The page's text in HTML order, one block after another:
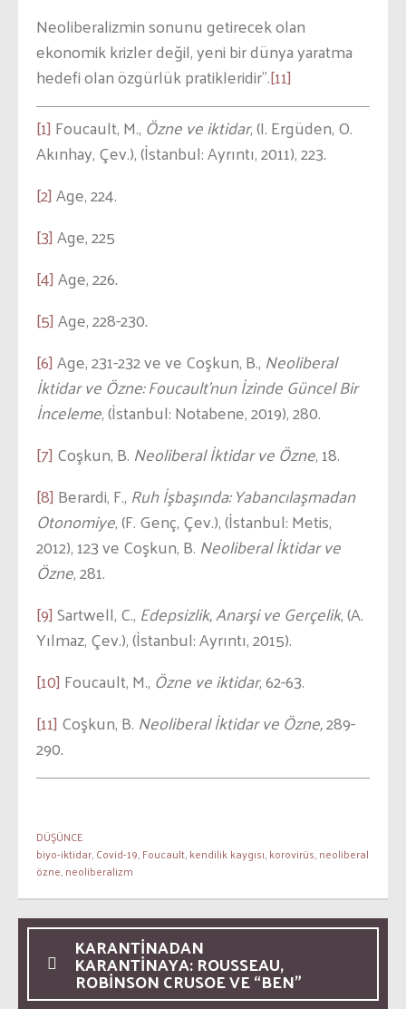
Neoliberalizmin sonunu getirecek olan
ekonomik krizler değil, yeni bir dünya yaratma
hedefi olan özgürlük pratikleridir”.[11]
[1] Foucault, M., Özne ve iktidar, (I. Ergüden, O.
Akınhay, Çev.), (İstanbul: Ayrıntı, 2011), 223.
[2]Age, 224.
[3]Age, 225
[4]Age, 226.
[5]Age, 228-230.
[6]Age, 231-232 ve ve Coşkun, B., Neoliberal
İktidar ve Özne: Foucault’nun İzinde Güncel Bir
İnceleme, (İstanbul: Notabene, 2019), 280.
[7] Coşkun, B. Neoliberal İktidar ve Özne, 18.
[8] Berardi, F., Ruh İşbaşında: Yabancılaşmadan
Otonomiye, (F. Genç, Çev.), (İstanbul: Metis,
2012), 123 ve Coşkun, B. Neoliberal İktidar ve
Özne, 281.
[9]Sartwell, C., Edepsizlik, Anarşi ve Gerçelik, (A.
Yılmaz, Çev.), (İstanbul: Ayrıntı, 2015).
[10] Foucault, M., Özne ve iktidar, 62-63.
[11] Coşkun, B. Neoliberal İktidar ve Özne,289-
290.
DÜŞÜNCE
biyo-iktidar,Covid-19,Foucault,kendilik kaygısı,korovirüs,neoliberal
özne,neoliberalizm
KARANTINADAN
KARANTINAYA: ROUSSEAU,
ROBINSON CRUSOE VE “BEN”